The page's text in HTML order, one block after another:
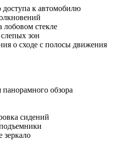
доступа к автомобилю
стекле
зон
о сходе с полосы движения
обзора
сидений
зеркало